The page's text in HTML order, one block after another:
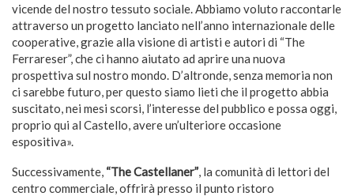
vicende del nostro tessuto sociale. Abbiamo voluto raccontarle
attraverso un progetto lanciato nell’anno internazionale delle
cooperative, grazie alla visione di artisti e autori di “The
Ferrareser”, che ci hanno aiutato ad aprire una nuova
prospettiva sul nostro mondo. D’altronde, senza memoria non
ci sarebbe futuro, per questo siamo lieti che il progetto abbia
suscitato, nei mesi scorsi, l’interesse del pubblico e possa oggi,
proprio qui al Castello, avere un’ulteriore occasione
espositiva».
Successivamente, “The Castellaner” , la comunità di lettori del
centro commerciale, offrirà presso il punto ristoro